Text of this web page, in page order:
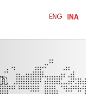
INA
ENG